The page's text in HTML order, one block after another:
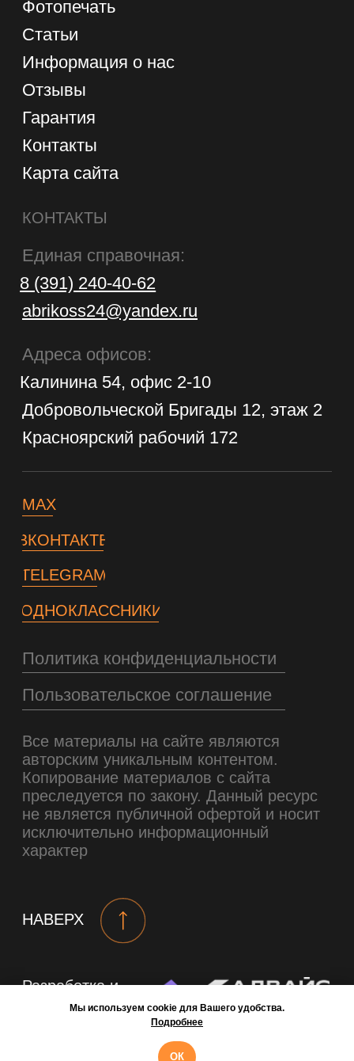
Мы используем cookie для Вашего удобства.
Подробнее
ОК